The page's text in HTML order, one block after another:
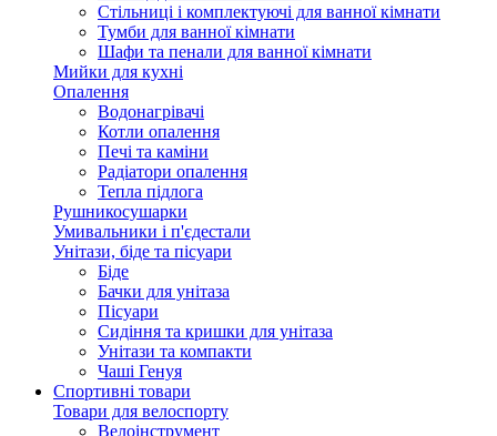
Стільниці і комплектуючі для ванної кімнати
Тумби для ванної кімнати
Шафи та пенали для ванної кімнати
Мийки для кухні
Опалення
Водонагрівачі
Котли опалення
Печі та каміни
Радіатори опалення
Тепла підлога
Рушникосушарки
Умивальники і п'єдестали
Унітази, біде та пісуари
Біде
Бачки для унітаза
Пісуари
Сидіння та кришки для унітаза
Унітази та компакти
Чаші Генуя
Спортивні товари
Товари для велоспорту
Велоінструмент